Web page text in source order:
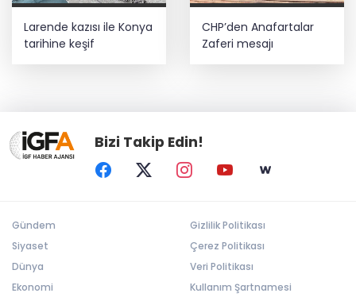
Larende kazısı ile Konya
tarihine keşif
CHP’den Anafartalar
Zaferi mesajı
Bizi Takip Edin!
Gündem
Siyaset
Dünya
Ekonomi
Gizlilik Politikası
Çerez Politikası
Veri Politikası
Kullanım Şartnamesi